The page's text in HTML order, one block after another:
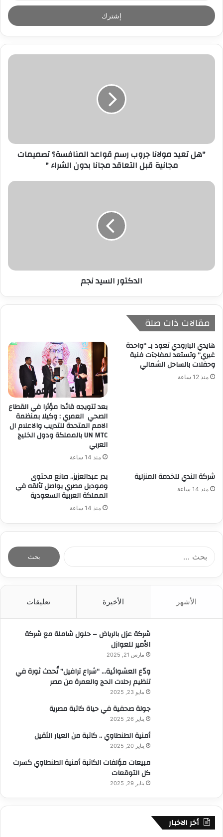
خ
ل
ر
د
ر
"هل تعيد مولانا جروب رسم قواعد المنافسة؟ تصميمات
مجانية قبل التعاقد مجانا بدون الشراء "
الدكتور السيد نجم
مقالات ذات صلة
هايدي البارودي تعود بـ “واحدة
غيري” وتستعد لمفاجآت فنية
وحفلات بالساحل الشمالي
منذ 12 ساعة
بعد تتويجه قائدا مؤثرا في القطاع
الصحي العمري : وكيلا بمنظمة
الامم المتحدة للتدريب والاعلام ال
UN MTC بالمملكة ودول الخليج
العربي
منذ 14 ساعة
شركة الندي للخدمة المنزلية
منذ 14 ساعة
بدر عبدالعزيز.. صانع محتوى
وموديل مصري يواصل تألقه في
المملكة العربية السعودية
منذ 14 ساعة
الأشهر الأخيرة تعليقات
شركة عزل بالرياض – حلول شاملة مع شركة
الأمير للعوازل
مارس 21, 2025
ودّع العشوائية… “شراع ترافيل” تُحدث ثورة في
تنظيم رحلات الحج والعمرة من مصر
مايو 23, 2025
جولة صحفية في حياة كاتبة مصرية
يناير 26, 2025
أمنية الطنطاوي .. كاتبة من العيار الثقيل
يناير 20, 2025
مبيعات مؤلفات الكاتبة أمنية الطنطاوي كسرت
كل التوقعات
يناير 29, 2025
أخر الاخبار